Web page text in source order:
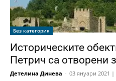
Без категория
Историческите
Петрич са отворени
Детелина Динева - 03 януари 2021 |